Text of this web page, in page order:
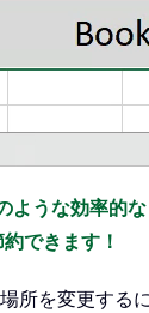
うな効率的な
できます！
を変更する